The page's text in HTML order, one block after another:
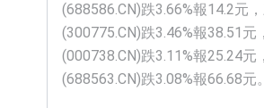
(688586.CN)跌3.66%報14.2元
(300775.CN)跌3.46%報38.51元
(000738.CN)跌3.11%報25.24元
(688563.CN)跌3.08%報66.68元。